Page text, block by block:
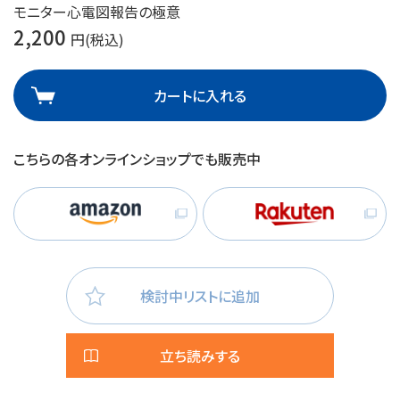
モニター心電図報告の極意
2,200 円(税込)
カートに入れる
こちらの各オンラインショップでも販売中
検討中リストに追加
立ち読みする